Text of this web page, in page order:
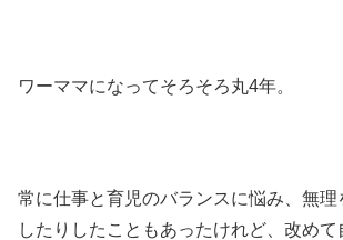
ワーママになってそろそろ丸4年。
常に仕事と育児のバランスに悩み、無理
したりしたこともあったけれど、改めて